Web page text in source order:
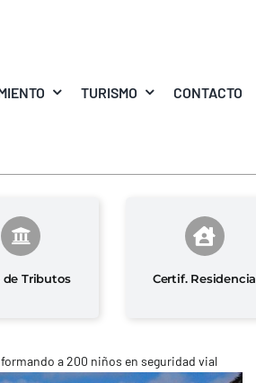
TURISMO CONTACTO
de Tributos Certif. Residencia
a 200 niños en seguridad vial